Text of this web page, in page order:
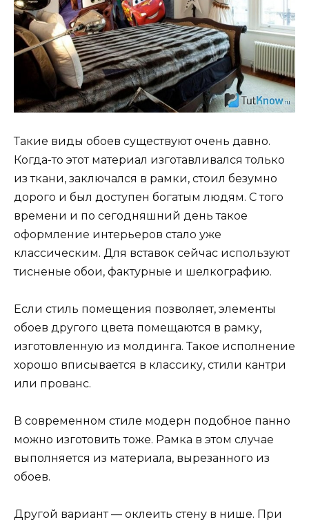
Такие виды обоев существуют очень давно.
Когда-то этот материал изготавливался только
из ткани, заключался в рамки, стоил безумно
дорого и был доступен богатым людям. С того
времени и по сегодняшний день такое
оформление интерьеров стало уже
классическим. Для вставок сейчас используют
тисненые обои, фактурные и шелкографию.
Если стиль помещения позволяет, элементы
обоев другого цвета помещаются в рамку,
изготовленную из молдинга. Такое исполнение
хорошо вписывается в классику, стили кантри
или прованс.
В современном стиле модерн подобное панно
можно изготовить тоже. Рамка в этом случае
выполняется из материала, вырезанного из
обоев.
Другой вариант — оклеить стену в нише. При